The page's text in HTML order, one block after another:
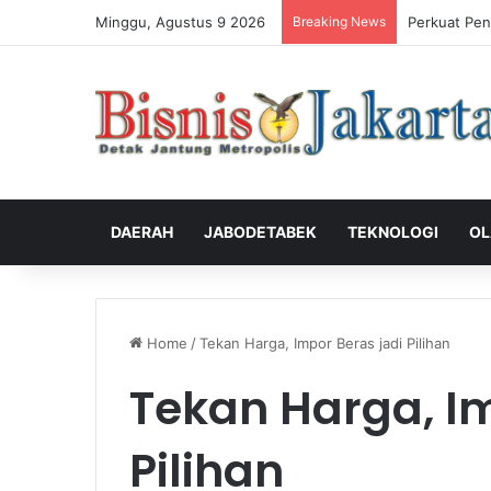
Minggu, Agustus 9 2026 Breaking News Perkuat
DAERAH JABODETABEK TEKNOLOGI
Home /Tekan Harga, Impor Beras jadi Pilihan
Tekan Harga,
Pilihan